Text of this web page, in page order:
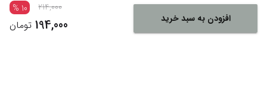
افزودن به سبد خرید
214,000
10
%
194,000 تومان